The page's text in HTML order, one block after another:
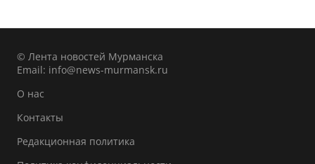
© Лента новостей Мурманска
Email: info@news-murmansk.ru
О нас
Контакты
Редакционная политика